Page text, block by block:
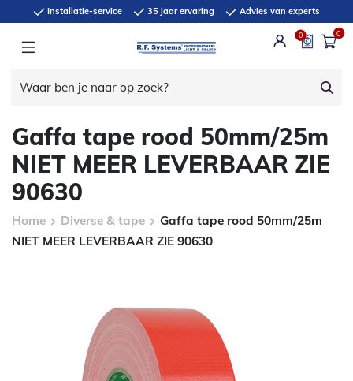
Installatie-service 35 jaar ervaring Advies van experts
0 0
Gaffa tape rood 50mm/25m
NIET MEER LEVERBAAR ZIE
90630
Home Diverse & tape
Gaffa tape rood 50mm/25m
NIET MEER LEVERBAAR ZIE 90630